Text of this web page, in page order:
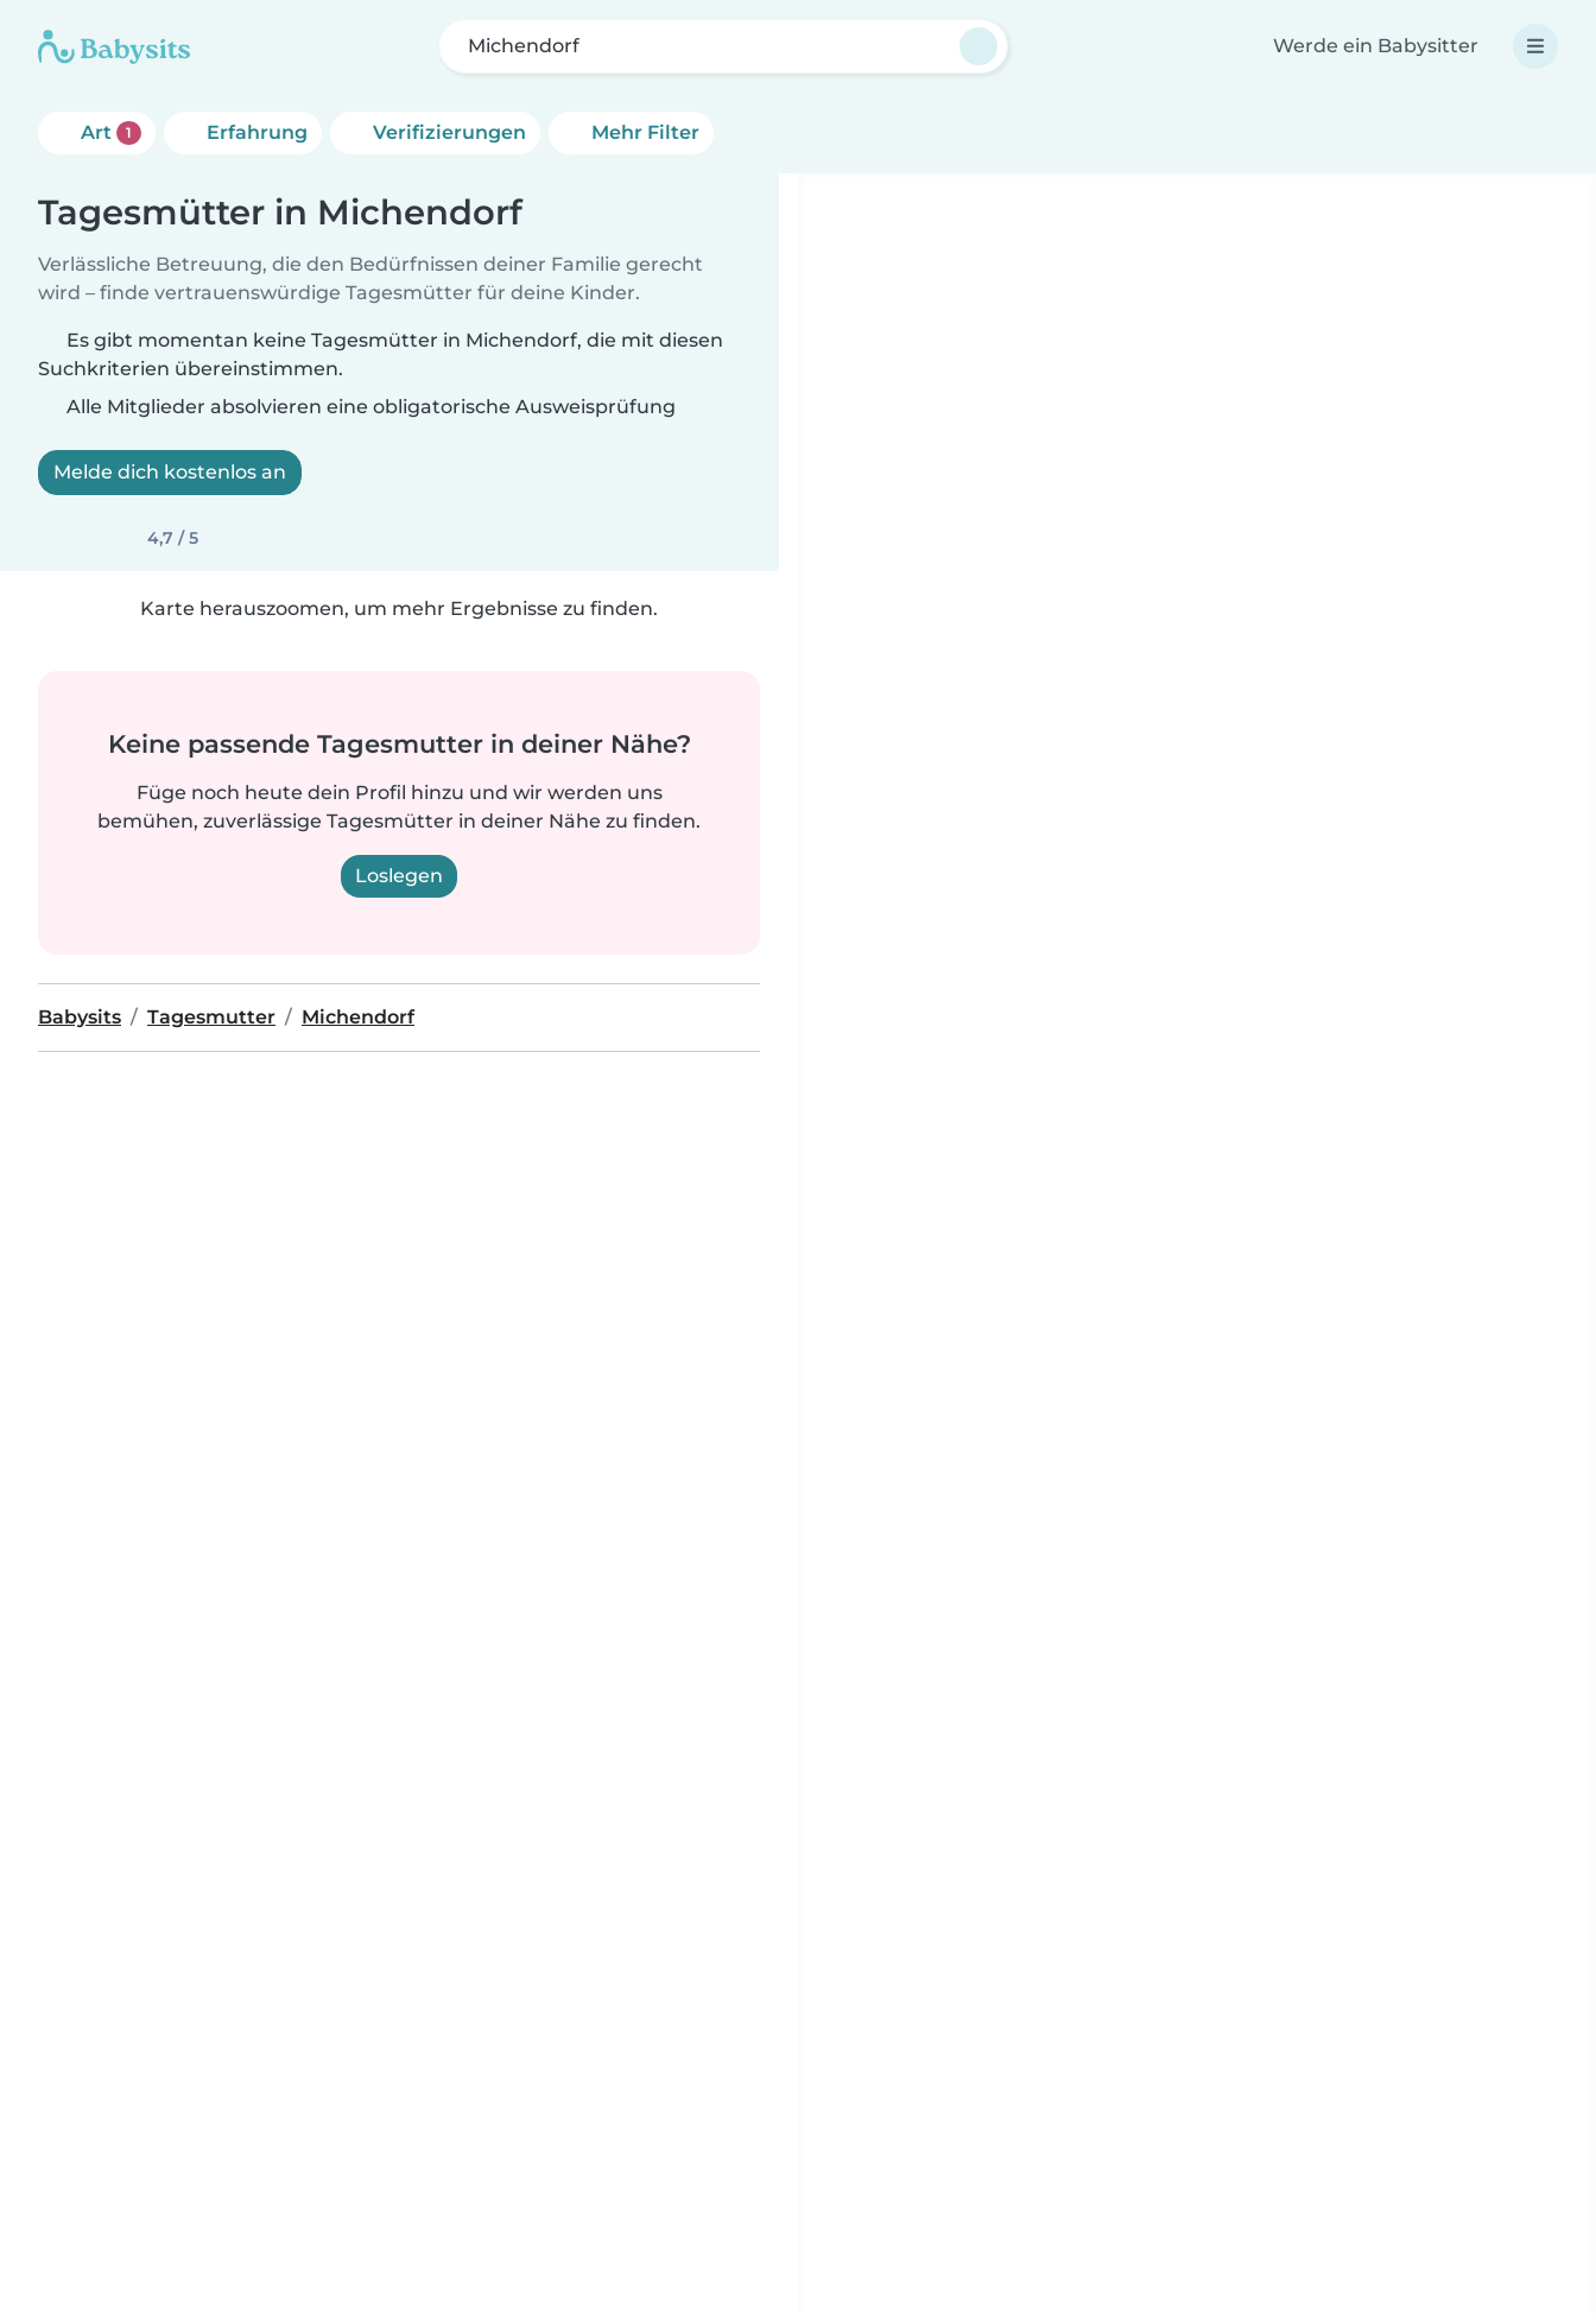
Michendorf Werde ein Babysitter
Art 1 Erfahrung Verifizierungen Mehr Filter
Tagesmütter in Michendorf
Verlässliche Betreuung, die den Bedürfnissen deiner Familie gerecht
wird – finde vertrauenswürdige Tagesmütter für deine Kinder.
Es gibt momentan keine Tagesmütter in Michendorf, die mit diesen
Suchkriterien übereinstimmen.
Alle Mitglieder absolvieren eine obligatorische Ausweisprüfung
Melde dich kostenlos an
4,7 / 5
Karte herauszoomen, um mehr Ergebnisse zu finden.
Keine passende Tagesmutter in deiner Nähe?
Füge noch heute dein Profil hinzu und wir werden uns
bemühen, zuverlässige Tagesmütter in deiner Nähe zu finden.
Loslegen
Babysits Tagesmutter Michendorf